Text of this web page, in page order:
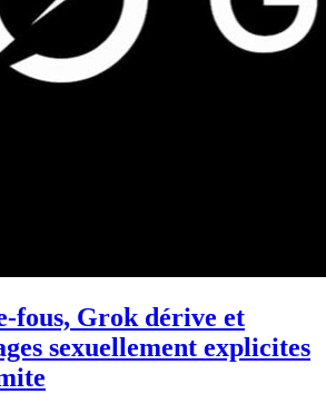
fous, Grok dérive et
sexuellement explicites